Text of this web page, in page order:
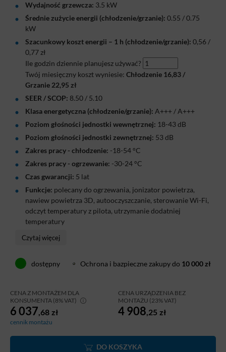
Wydajność grzewcza: 3.5 kW
Średnie zużycie energii (chłodzenie/grzanie): 0.55 / 0.75
kW
Szacunkowy koszt energii – 1 h (chłodzenie/grzanie): 0,56 /
0,77 zł
Ile godzin dziennie planujesz używać?
Twój miesięczny koszt wyniesie: Chłodzenie 16,83 /
Grzanie 22,95 zł
SEER / SCOP: 8.50 / 5.10
Klasa energetyczna (chłodzenie/grzanie): A+++ / A+++
Poziom głośności jednostki wewnętrznej: 18-43 dB
Poziom głośności jednostki zewnętrznej: 53 dB
Zakres pracy - chłodzenie: -18-54 °C
Zakres pracy - ogrzewanie: -30-24 °C
Czas gwarancji: 5 lat
Funkcje: polecany do ogrzewania, jonizator powietrza,
nawiew powietrza 3D, autooczyszczanie, sterowanie Wi-Fi,
odczyt temperatury z pilota, utrzymanie dodatniej
temperatury
Klimatyzator Cooper&Hunter Supreme 2,7 kW to
sypialni, mieszkań oraz gabinetów. Oferuje klasę
do -30°C. W standardzie wyposażony jest w Wi-Fi,
jonizator powietrza i technologię I-Action wspierającą
oszczędną eksploatację.
Czytaj więcej
dostępny Ochrona i bazpieczne zakupy do 10 000 zł
CENA Z MONTAŻEM DLA
KONSUMENTA (8% VAT)
6 037,68 zł
cennik montażu
CENA URZĄDZENIA BEZ
MONTAŻU (23% VAT)
4 908,25 zł
DO KOSZYKA